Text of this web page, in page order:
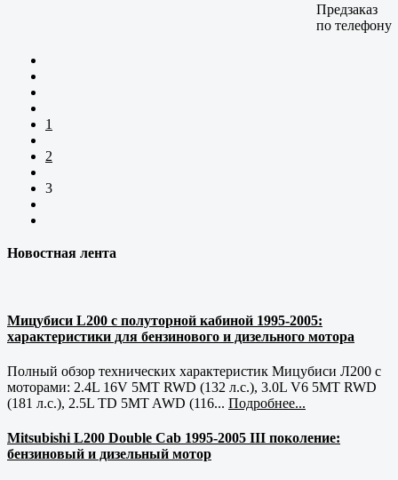
Предзаказ
по телефону
1
2
3
Новостная лента
Мицубиси L200 с полуторной кабиной 1995-2005:
характеристики для бензинового и дизельного мотора
Полный обзор технических характеристик Мицубиси Л200 с
моторами: 2.4L 16V 5MT RWD (132 л.с.), 3.0L V6 5MT RWD
(181 л.с.), 2.5L TD 5MT AWD (116... Подробнее...
Mitsubishi L200 Double Cab 1995-2005 III поколение:
бензиновый и дизельный мотор